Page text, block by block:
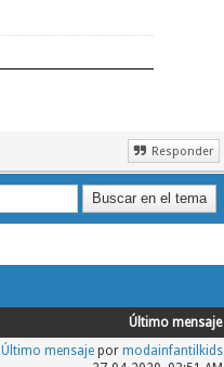
Responder
Último mensaje
Último mensajepor modainfantilkids